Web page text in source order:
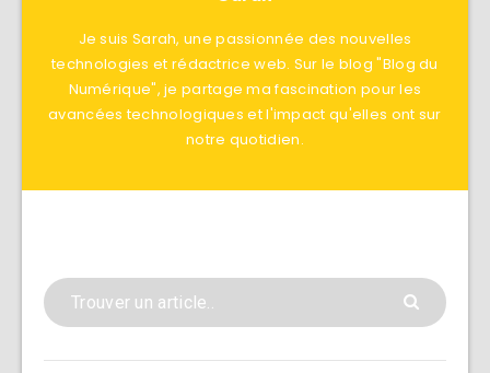
Je suis Sarah, une passionnée des nouvelles
technologies et rédactrice web. Sur le blog "Blog du
Numérique", je partage ma fascination pour les
avancées technologiques et l'impact qu'elles ont sur
notre quotidien.